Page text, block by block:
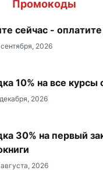
Промокоды
сейчас -
2026
10% на все курсы
2026
30% на первый
2026